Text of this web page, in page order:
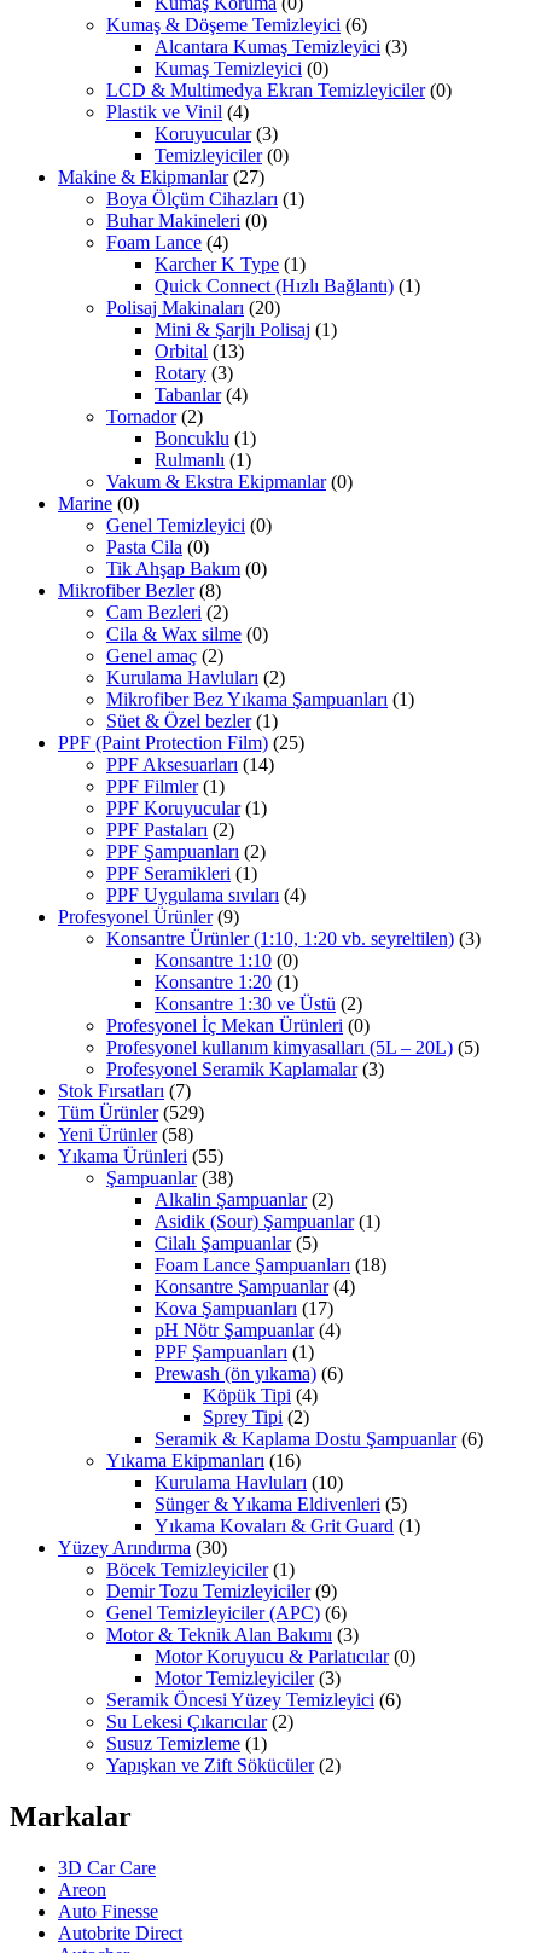
Kumaş & Döşeme Temizleyici (6)
Alcantara Kumaş Temizleyici (3)
Kumaş Temizleyici (0)
LCD & Multimedya Ekran Temizleyiciler (0)
Plastik ve Vinil (4)
Koruyucular (3)
Temizleyiciler (0)
Makine & Ekipmanlar (27)
Boya Ölçüm Cihazları (1)
Buhar Makineleri (0)
Foam Lance (4)
Karcher K Type (1)
Quick Connect (Hızlı Bağlantı) (1)
Polisaj Makinaları (20)
Mini & Şarjlı Polisaj (1)
Orbital (13)
Rotary (3)
Tabanlar (4)
Tornador (2)
Boncuklu (1)
Rulmanlı (1)
Vakum & Ekstra Ekipmanlar (0)
Marine (0)
Genel Temizleyici (0)
Pasta Cila (0)
Tik Ahşap Bakım (0)
Mikrofiber Bezler (8)
Cam Bezleri (2)
Cila & Wax silme (0)
Genel amaç (2)
Kurulama Havluları (2)
Mikrofiber Bez Yıkama Şampuanları (1)
Süet & Özel bezler (1)
PPF (Paint Protection Film) (25)
PPF Aksesuarları (14)
PPF Filmler (1)
PPF Koruyucular (1)
PPF Pastaları (2)
PPF Şampuanları (2)
PPF Seramikleri (1)
PPF Uygulama sıvıları (4)
Profesyonel Ürünler (9)
Konsantre Ürünler (1:10, 1:20 vb. seyreltilen) (3)
Konsantre 1:10 (0)
Konsantre 1:20 (1)
Konsantre 1:30 ve Üstü (2)
Profesyonel İç Mekan Ürünleri (0)
Profesyonel kullanım kimyasalları (5L – 20L) (5)
Profesyonel Seramik Kaplamalar (3)
Stok Fırsatları (7)
Tüm Ürünler (529)
Yeni Ürünler (58)
Yıkama Ürünleri (55)
Şampuanlar (38)
Alkalin Şampuanlar (2)
Asidik (Sour) Şampuanlar (1)
Cilalı Şampuanlar (5)
Foam Lance Şampuanları (18)
Konsantre Şampuanlar (4)
Kova Şampuanları (17)
pH Nötr Şampuanlar (4)
PPF Şampuanları (1)
Prewash (ön yıkama) (6)
Köpük Tipi (4)
Sprey Tipi (2)
Seramik & Kaplama Dostu Şampuanlar (6)
Yıkama Ekipmanları (16)
Kurulama Havluları (10)
Sünger & Yıkama Eldivenleri (5)
Yıkama Kovaları & Grit Guard (1)
Yüzey Arındırma (30)
Böcek Temizleyiciler (1)
Demir Tozu Temizleyiciler (9)
Genel Temizleyiciler (APC) (6)
Motor & Teknik Alan Bakımı (3)
Motor Koruyucu & Parlatıcılar (0)
Motor Temizleyiciler (3)
Seramik Öncesi Yüzey Temizleyici (6)
Su Lekesi Çıkarıcılar (2)
Susuz Temizleme (1)
Yapışkan ve Zift Sökücüler (2)
Markalar
3D Car Care
Areon
Auto Finesse
Autobrite Direct